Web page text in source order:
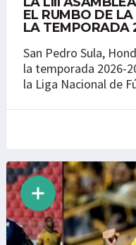
EL RUMBO DE
LA
San Pedro Sula,
la temporada 2026-
la Liga Nacional de